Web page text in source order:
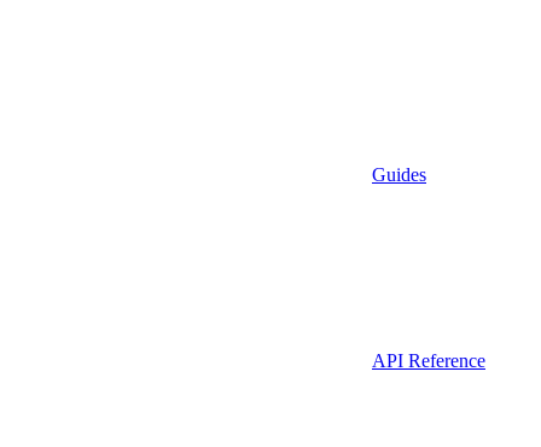
Guides
API Reference